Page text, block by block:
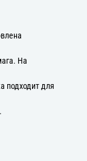
На
подходит для